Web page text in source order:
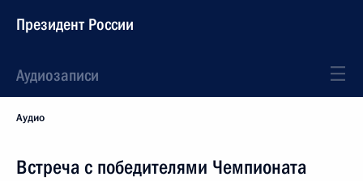
Президент России
Аудиозаписи
Аудио
Встреча с победителями Чемпионата